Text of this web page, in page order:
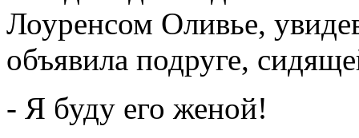
Лоуренсом Оливье,
объявила подруге,
- Я буду его женой!